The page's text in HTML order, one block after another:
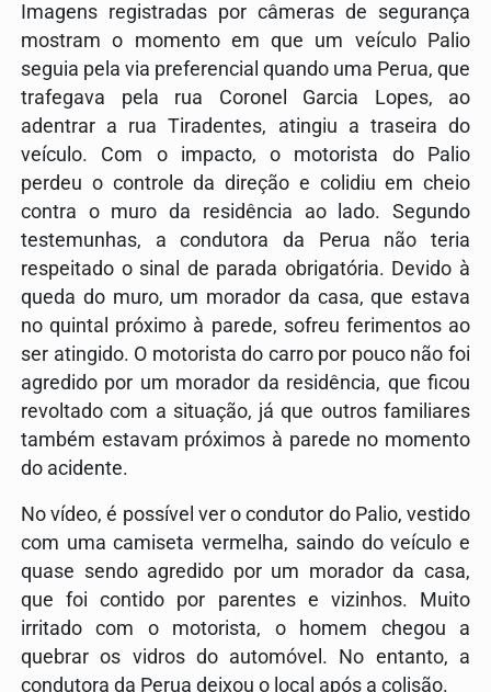
Imagens registradas por câmeras de segurança
mostram o momento em que um veículo Palio
seguia pela via preferencial quando uma Perua, que
trafegava pela rua Coronel Garcia Lopes, ao
adentrar a rua Tiradentes, atingiu a traseira do
veículo. Com o impacto, o motorista do Palio
perdeu o controle da direção e colidiu em cheio
contra o muro da residência ao lado. Segundo
testemunhas, a condutora da Perua não teria
respeitado o sinal de parada obrigatória. Devido à
queda do muro, um morador da casa, que estava
no quintal próximo à parede, sofreu ferimentos ao
ser atingido. O motorista do carro por pouco não foi
agredido por um morador da residência, que ficou
revoltado com a situação, já que outros familiares
também estavam próximos à parede no momento
do acidente.
No vídeo, é possível ver o condutor do Palio, vestido
com uma camiseta vermelha, saindo do veículo e
quase sendo agredido por um morador da casa,
que foi contido por parentes e vizinhos. Muito
irritado com o motorista, o homem chegou a
quebrar os vidros do automóvel. No entanto, a
condutora da Perua deixou o local após a colisão.